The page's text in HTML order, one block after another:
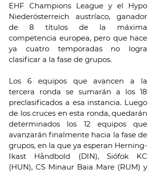
EHF Champions League y el Hypo
Niederösterreich austríaco, ganador
de 8 títulos de la máxima
competencia europea, pero que hace
ya cuatro temporadas no logra
clasificar a la fase de grupos.
Los 6 equipos que avancen a la
tercera ronda se sumarán a los 18
preclasificados a esa instancia. Luego
de los cruces en esta ronda, quedarán
determinados los 12 equipos que
avanzarán finalmente hacia la fase de
grupos, en la que ya esperan Herning-
Ikast Håndbold (DIN), Siófok KC
(HUN), CS Minaur Baia Mare (RUM) y